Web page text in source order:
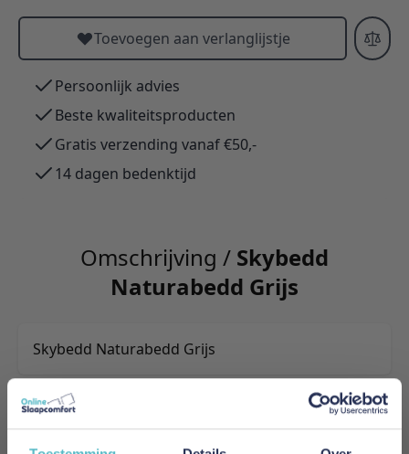
Toevoegen aan verlanglijstje
Persoonlijk advies
Beste kwaliteitsproducten
Gratis verzending vanaf €50,-
14 dagen bedenktijd
Omschrijving / Skybedd
Naturabedd Grijs
Skybedd Naturabedd Grijs
Meer informatie